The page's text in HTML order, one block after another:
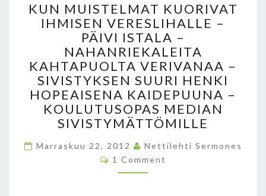
N
N
I
I
N
A
V
Ä
Ä
R
Ä
U
N
M
U
S
T
E
L
M
A
KUN MUISTELMAT KUORIVAT
IHMISEN VERESLIHALLE –
PÄIVI ISTALA –
NAHANRIEKALEITA
KAHTAPUOLTA VERIVANAA –
SIVISTYKSEN SUURI HENKI
HOPEAISENA KAIDEPUUNA –
KOULUTUSOPAS MEDIAN
SIVISTYMÄTTÖMILLE
Marraskuu 22, 2012
Nettilehti Sermones
C
O
1 Comment